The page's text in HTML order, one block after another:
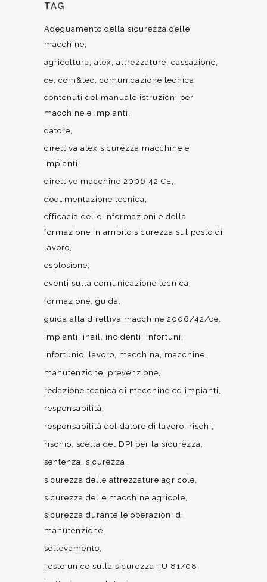
TAG
Adeguamento della sicurezza delle
macchine
agricoltura atex attrezzature cassazione
ce com&tec
comunicazione tecnica
contenuti del manuale istruzioni per
macchine e impianti
datore
direttiva atex sicurezza macchine e
impianti
direttive macchine 2006 42 CE
documentazione tecnica
efficacia delle informazioni e della
formazione in ambito sicurezza sul posto di
lavoro
esplosione
eventi sulla comunicazione tecnica
formazione guida
guida alla direttiva macchine 2006/42/ce
impianti
inail incidenti
infortuni
infortunio
lavoro macchina
macchine
manutenzione
prevenzione
redazione tecnica di macchine ed impianti
responsabilità
responsabilità del datore di lavoro
rischi
rischio scelta del DPI per la sicurezza
sentenza sicurezza
sicurezza delle attrezzature agricole
sicurezza delle macchine agricole
sicurezza durante le operazioni di
manutenzione
sollevamento
Testo unico sulla sicurezza TU 81/08